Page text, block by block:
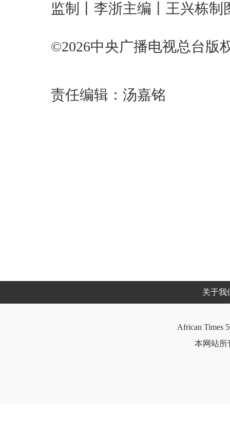
监制丨李浙主编丨王兴栋
©2026中央广播电视总台版
责任编辑：汤嘉铭
关于我
African Times
本网站所